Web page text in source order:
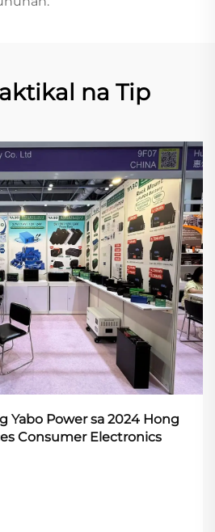
na Tip
Yabo Power sa 2024 Hong
Consumer Electronics